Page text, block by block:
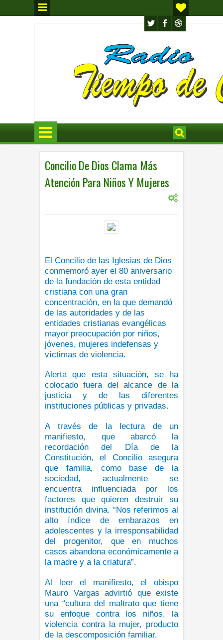
Concilio De Dios Clama Más
Atención Para Niños Y Mujeres
El Concilio de las Iglesias de Dios
conmemoró ayer el 80 aniversario
de la fundación de esta entidad
cristiana con una gran
concentración, en la que demandó
de las autoridades y de las
entidades cristianas evangélicas
mayor preocupación por niños,
jóvenes, mujeres indefensas y
víctimas de violencia.
Alerta que esta situación, se ha
colocado fuera del alcance de la
justicia y de las diferentes
instituciones públicas y privadas.
A través de la lectura de un
manifiesto, que abarcó la
recordación del Día de la
Constitución, el Concilio asegura
que familia, como base de la
sociedad, actualmente se
encuentra influenciada por los
factores que quieren destruir su
institución divina. “Nos referimos al
alto índice de embarazos en
adolescentes y la irresponsabilidad
del progenitor, que en muchos
casos abandona económicamente a
la madre y a la criatura”.
Al leer el manifiesto, el obispo
Mauro Vargas advirtió que existe
una “cultura del maltrato que tiene
su enfoque contra los niños, la
violencia contra la mujer, producto
de la descomposición familiar.